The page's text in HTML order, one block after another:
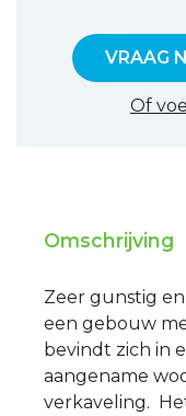
VRAAG
Of
Omschrijving
Zeer gunstig
een gebouw
bevindt zich in
aangename
verkaveling.